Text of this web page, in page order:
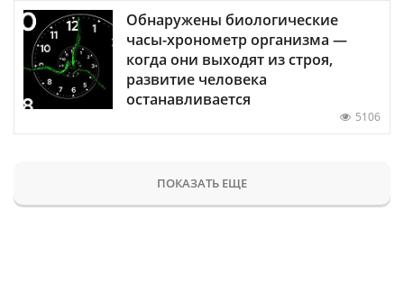
Обнаружены биологические
часы-хронометр организма —
когда они выходят из строя,
развитие человека
останавливается
5106
ПОКАЗАТЬ ЕЩЕ